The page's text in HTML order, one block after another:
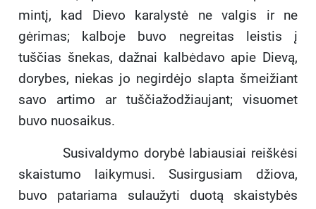
mintį, kad Dievo karalystė ne valgis ir ne
gėrimas; kalboje buvo negreitas leistis į
tuščias šnekas, dažnai kalbėdavo apie Dievą,
dorybes, niekas jo negirdėjo slapta šmeižiant
savo artimo ar tuščiažodžiaujant; visuomet
buvo nuosaikus.
Susivaldymo dorybė labiausiai reiškėsi
skaistumo laikymusi. Susirgusiam džiova,
buvo patariama sulaužyti duotą skaistybės